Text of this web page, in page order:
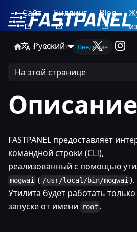
Сайт Биллинг Blog
Русский
CLI Введение
На этой странице
Описание
FASTPANEL предоставляет
командной строки (CLI),
реализованный с помощью
mogwai ( /usr/local/bin/mogwai ).
Утилита будет работать
запуске от имени
root .